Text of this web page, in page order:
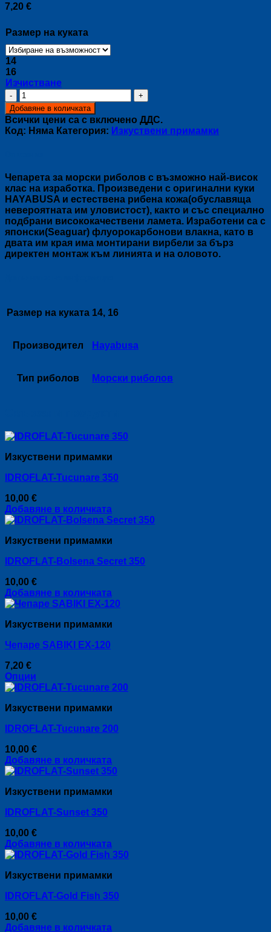
7,20 €
Размер на куката
14
16
Изчистване
количество
за
Чепаре
SABIKI
EX-
Добавяне в количката
Всички цени са с включено ДДС.
Код: Няма Категория: Изкуствени примамки
Чепарета за морски риболов с възможно най-висок
клас на изработка. Произведени с оригинални куки
HAYABUSA и естествена рибена кожа(обуславяща
невероятната им уловистост), както и със специално
подбрани висококачествени ламета. Изработени са с
японски(Seaguar) флуорокарбонови влакна, като в
двата им края има монтирани вирбели за бърз
директен монтаж към линията и на оловото.
Размер на куката 14, 16
Производител Hayabusa
Тип риболов Морски риболов
Изкуствени примамки
IDROFLAT-Tucunare 350
10,00 €
Добавяне в количката
Изкуствени примамки
IDROFLAT-Bolsena Secret 350
10,00 €
Добавяне в количката
Изкуствени примамки
Чепаре SABIKI EX-120
7,20 €
Опции
This
has
variants.
options
may
be
on
the
product
page
Изкуствени примамки
IDROFLAT-Tucunare 200
10,00 €
Добавяне в количката
Изкуствени примамки
IDROFLAT-Sunset 350
10,00 €
Добавяне в количката
Изкуствени примамки
IDROFLAT-Gold Fish 350
10,00 €
Добавяне в количката